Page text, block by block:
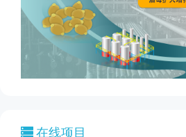
在线项目